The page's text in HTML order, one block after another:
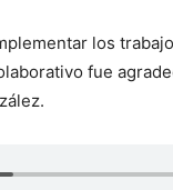
los
fue